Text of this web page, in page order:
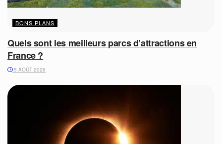
BONS PLANS
Quels sont les meilleurs parcs d’attractions en
France ?
5 AOÛT 2026